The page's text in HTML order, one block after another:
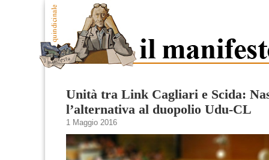
Unità tra Link Cagliari e Scida:
l’alternativa al duopolio Udu-CL
1 Maggio 2016